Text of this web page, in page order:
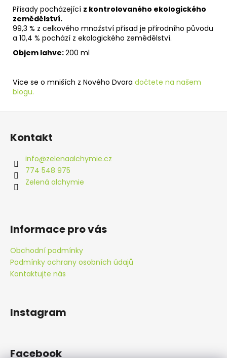
Přísady pocházející z kontrolovaného ekologického
zemědělství.
99,3 % z celkového množství přísad je přírodního původu
a 10,4 % pochází z ekologického zemědělství.
Objem lahve:200 ml
Více se o mniších z Nového Dvora dočtete na našem
blogu.
Z
Kontakt
info@zelenaalchymie.cz
774 548 975
Zelená alchymie
Informace pro vás
Obchodní podmínky
Podmínky ochrany osobních údajů
Kontaktujte nás
Instagram
Facebook